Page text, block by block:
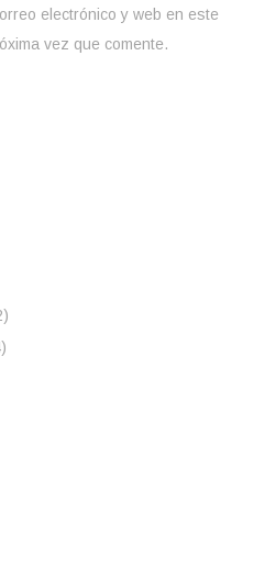
electrónico y web en este
vez que comente.